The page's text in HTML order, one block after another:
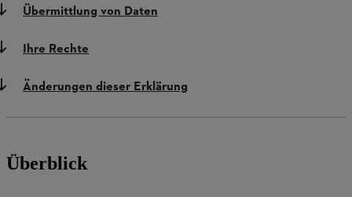
Übermittlung von Daten
Ihre Rechte
Änderungen dieser Erklärung
Überblick